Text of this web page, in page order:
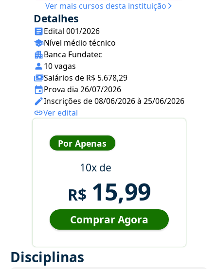
Ver mais cursos desta instituição
Detalhes
Edital 001/2026
Nível médio técnico
Banca Fundatec
10 vagas
Salários de R$ 5.678,29
Prova dia 26/07/2026
Inscrições de 08/06/2026 à 25/06/2026
Ver edital
Por Apenas
10x de
R$ 15,99
Comprar Agora
Disciplinas